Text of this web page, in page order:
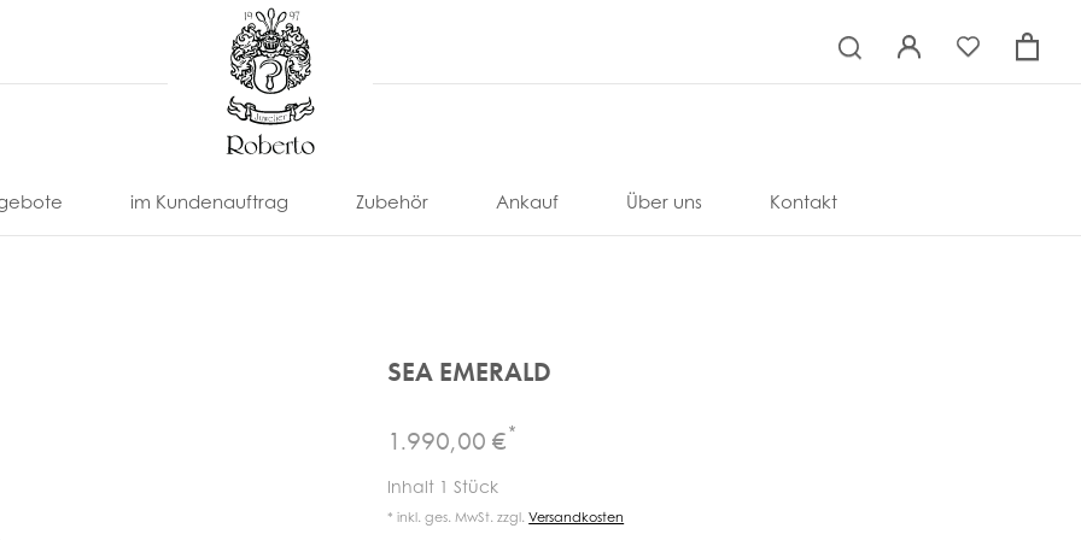
×
im Kundenauftrag Zubehör
Uhrenarmbänder
Uhrenbeweger
Uhrenbox
& -Etui
Ankauf Über uns Kontakt
SEA EMERALD
1.990,00 €*
Inhalt 1Stück
* inkl. ges. MwSt. zzgl.Versandkosten